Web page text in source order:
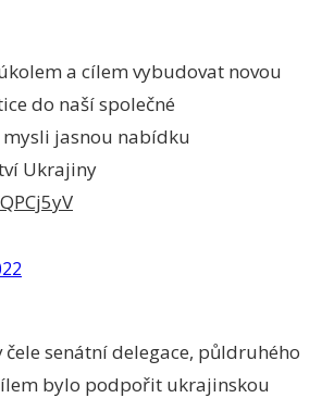
a cílem vybudovat novou
do naší společné
jasnou nabídku
Ukrajiny
senátní delegace, půldruhého
bylo podpořit ukrajinskou